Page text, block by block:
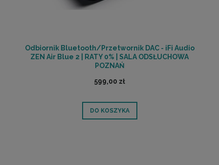
Odbiornik Bluetooth/Przetwornik DAC - iFi Audio
ZEN Air Blue 2 | RATY 0% | SALA ODSŁUCHOWA
POZNAŃ
599,00 zł
DO KOSZYKA